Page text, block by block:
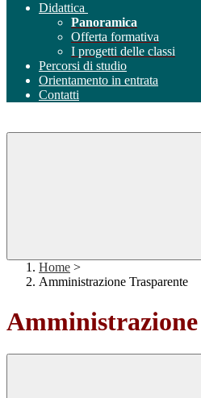
Didattica
Panoramica
Offerta formativa
I progetti delle classi
Percorsi di studio
Orientamento in entrata
Contatti
Home >
Amministrazione Trasparente